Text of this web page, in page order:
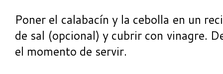
Poner el calabacín y la cebolla en un
de sal (opcional) y cubrir con vinagre.
el momento de servir.